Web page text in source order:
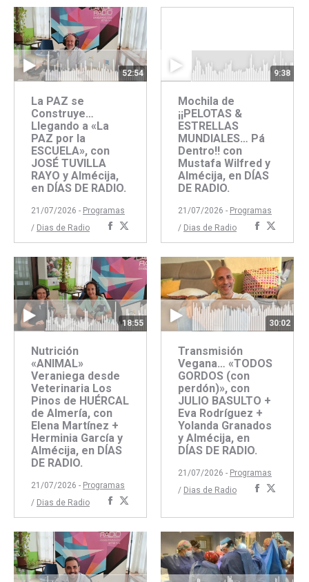
52:54
La PAZ se
Construye…
Llegando a «La
PAZ por la
ESCUELA», con
JOSÉ TUVILLA
RAYO y Almécija,
en DÍAS DE RADIO.
21/07/2026 - Programas
/ Dias de Radio
Compartir
con
Facebook
con
Twitter
9:38
Mochila de
¡¡PELOTAS &
ESTRELLAS
MUNDIALES… Pá
Dentro!! con
Mustafa Wilfred y
Almécija, en DÍAS
DE RADIO.
21/07/2026 - Programas
/ Dias de Radio
Compartir
concon
18:55
Nutrición
«ANIMAL»
Veraniega desde
Veterinaria Los
Pinos de HUÉRCAL
de Almería, con
Elena Martínez +
Herminia García y
Almécija, en DÍAS
DE RADIO.
21/07/2026 - Programas
/ Dias de Radio
Compartir
con
Facebook
con
Twitter
30:02
Transmisión
Vegana… «TODOS
GORDOS (con
perdón)», con
JULIO BASULTO +
Eva Rodríguez +
Yolanda Granados
y Almécija, en
DÍAS DE RADIO.
21/07/2026 - Programas
/ Dias de Radio
Compartir